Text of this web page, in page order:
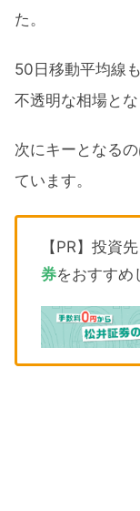
た。
50日移動平均線
不透明な相場とな
次にキーとなる
ています。
【PR】投資
券をおすすめ